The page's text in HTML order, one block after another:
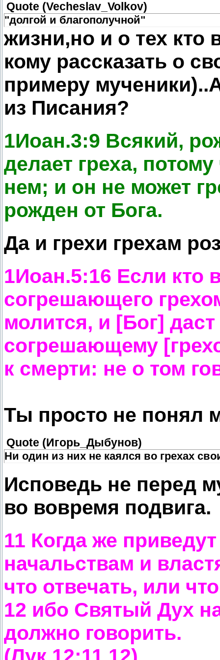
Quote (Vecheslav_Volkov)
"долгой и благополучной"
жизни,но и о тех кто
кому рассказать о
примеру
из Писания?
1Иоан.3:9 Всякий,
делает греха,
нем; и он не может
рожден от Бога.
Да и грехи грехам
1Иоан.5:16 Если кто
согрешающего
молится, и [Бог]
согрешающему
к смерти: не о том
Ты просто не понял
Quote ( Игорь_Дыбунов)
Ни один из них не каялся во грехах
Исповедь не перед
во вовремя подвига.
11 Когда же
начальствам и
что отвечать, или
12 ибо Святый Дух
должно говорить.